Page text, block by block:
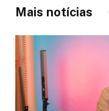
Mais notícias